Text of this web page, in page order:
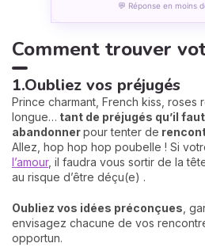
💬 Réponse en moins
Comment trouver
1.Oubliez vos préjugés
Prince charmant, French kiss, roses
longue… tant de préjugés qu’il
abandonnerpour tenter de
Allez, hop hop hop poubelle ! Si
l’amour, il faudra vous sortir de la
au risque d’être déçu(e) .
Oubliez vos idées préconçues ,
envisagez chacune de vos
opportun.